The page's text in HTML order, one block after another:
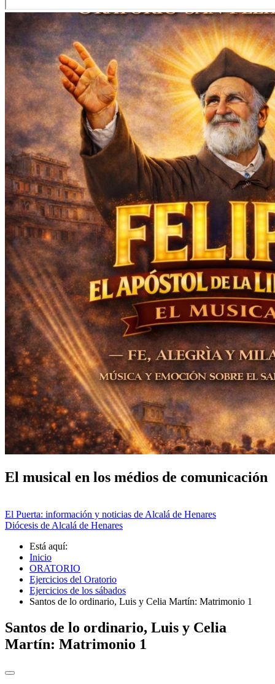
El musical en los médios de comunicación
El Puerta: información y noticias de Alcalá de Henares
Diócesis de Alcalá de Henares
Está aquí:
Inicio
ORATORIO
Ejercicios del Oratorio
Ejercicios de los sábados
Santos de lo ordinario, Luis y Celia Martín: Matrimonio 1
Santos de lo ordinario, Luis y Celia
Martín: Matrimonio 1